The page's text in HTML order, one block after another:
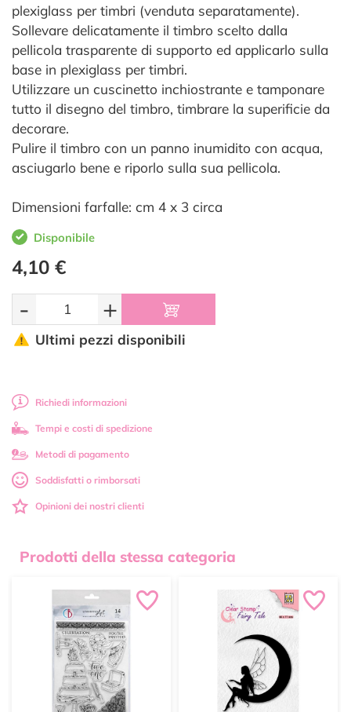
plexiglass per timbri (venduta separatamente).
Sollevare delicatamente il timbro scelto dalla
pellicola trasparente di supporto ed applicarlo sulla
base in plexiglass per timbri.
Utilizzare un cuscinetto inchiostrante e tamponare
tutto il disegno del timbro, timbrare la superificie da
decorare.
Pulire il timbro con un panno inumidito con acqua,
asciugarlo bene e riporlo sulla sua pellicola.
Dimensioni farfalle: cm 4 x 3 circa
Disponibile
4,10 €
- +
Ultimi pezzi disponibili
Richiedi informazioni
Tempi e costi di spedizione
Metodi di pagamento
Soddisfatti o rimborsati
Opinioni dei nostri clienti
Prodotti della stessa categoria